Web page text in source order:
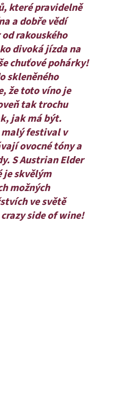
které pravidelně
a dobře vědí
rakouského
divoká jízda na
chuťové pohárky!
skleněného
že toto víno je
tak trochu
jak má být.
festival v
ovocné tóny a
S Austrian Elder
je skvělým
možných
ve světě
side of wine!